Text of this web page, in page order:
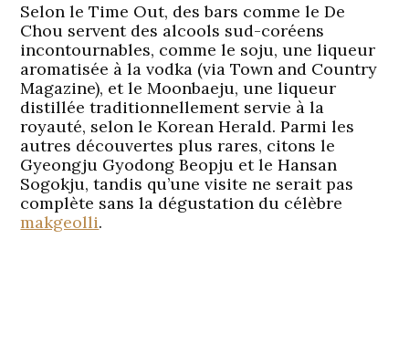
Selon le Time Out, des bars comme le De
Chou servent des alcools sud-coréens
incontournables, comme le soju, une liqueur
aromatisée à la vodka (via Town and Country
Magazine), et le Moonbaeju, une liqueur
distillée traditionnellement servie à la
royauté, selon le Korean Herald. Parmi les
autres découvertes plus rares, citons le
Gyeongju Gyodong Beopju et le Hansan
Sogokju, tandis qu’une visite ne serait pas
complète sans la dégustation du célèbre
makgeolli.